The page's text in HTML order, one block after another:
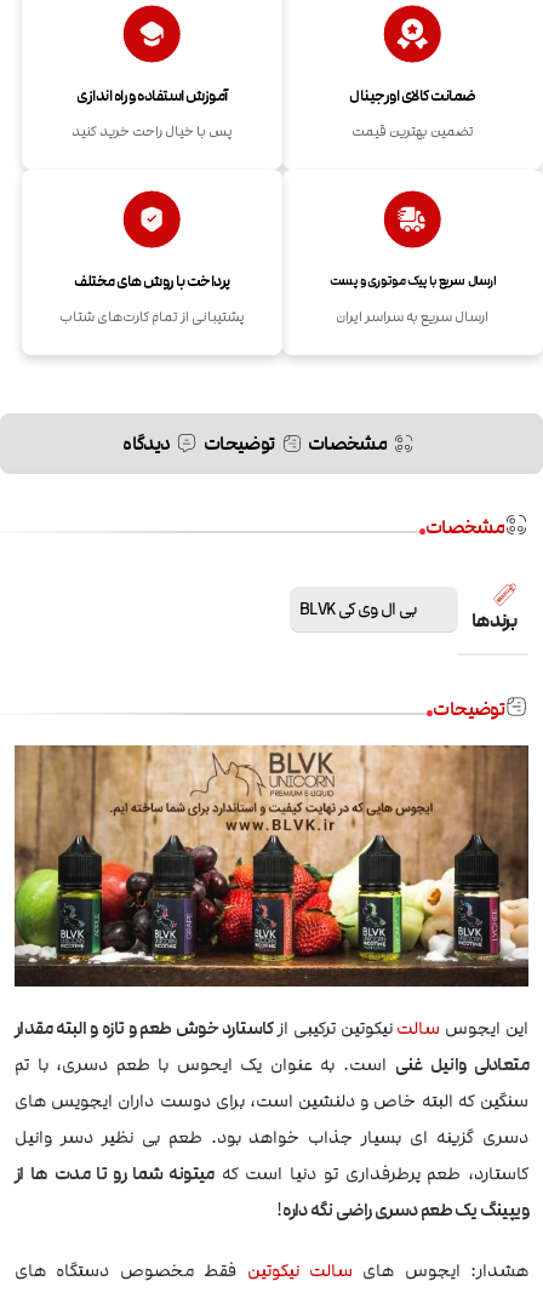
ضمانت کالای اورجینال
تضمین بهترین قیمت
آموزش استفاده و راه اندازی
پس با خیال راحت خرید کنید
ارسال سریع با پیک موتوری و پست
ارسال سریع به سراسر ایران
پرداخت با روش های مختلف
پشتیبانی از تمام کارت‌های شتاب
مشخصات توضیحات دیدگاه
مشخصات
برندها بی ال وی کی BLVK
توضیحات
این ایجوس سالتنیکوتین ترکیبی ازکاستارد خوش طعم و تازه و البته مقدار
متعادلی وانیل غنی است. به عنوان یک ایحوس با طعم دسری، با تم
سنگین که البته خاص و دلنشین است، برای دوست داران ایجویس های
دسری گزینه ای بسیار جذاب خواهد بود. طعم بی نظیر دسر وانیل
کاستارد، طعم پرطرفداری تو دنیا است کهمیتونه شما رو تا مدت ها از
ویپینگ یک طعم دسری راضی نگه داره!
هشدار: ایجوس های سالت نیکوتین فقط مخصوص دستگاه های